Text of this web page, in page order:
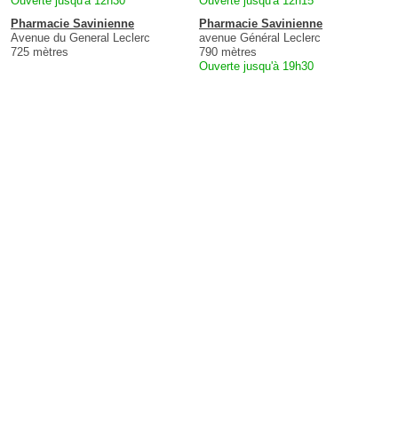
Pharmacie Savinienne
Avenue du General Leclerc
725 mètres
Pharmacie Savinienne
avenue Général Leclerc
790 mètres
Ouverte jusqu'à 19h30